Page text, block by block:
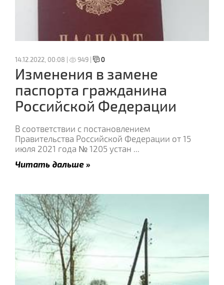
14.12.2022, 00:08 | 949 | 0
Изменения в замене
паспорта гражданина
Российской Федерации
В соответствии с постановлением
Правительства Российской Федерации от 15
июля 2021 года № 1205 устан ...
Читать дальше »